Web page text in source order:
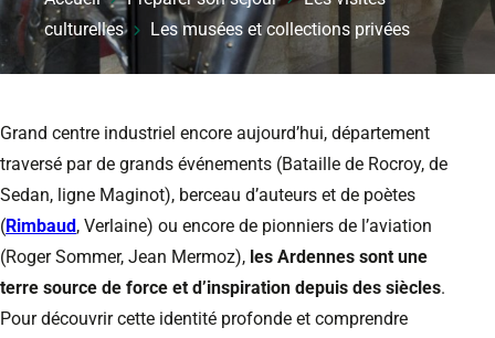
culturelles
Les musées et collections privées
Grand centre industriel encore aujourd’hui, département
traversé par de grands événements (Bataille de Rocroy, de
Sedan, ligne Maginot), berceau d’auteurs et de poètes
(Rimbaud , Verlaine) ou encore de pionniers de l’aviation
(Roger Sommer, Jean Mermoz), les Ardennes sont une
terre source de force et d’inspiration depuis des siècles.
Pour découvrir cette identité profonde et comprendre